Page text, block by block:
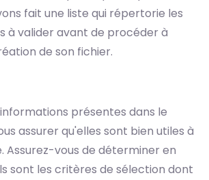
fait une liste qui répertorie les
à valider avant de procéder à
de son fichier.
présentes dans le
assurer qu'elles sont bien utiles à
Assurez-vous de déterminer en
sont les critères de sélection dont